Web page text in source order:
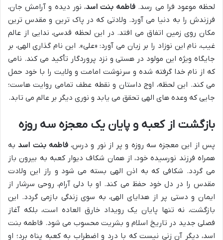
لحظه موعود فرا می رسد. فاطمه بنت اسد، نور دیده و آرامش جان،
فرزندش را به دنیا می آورد. ولادتی که در پاک ترین و مقدس ترین
مکان روی زمین اتفاق می افتد. در این لحظه قدسی، ندایی از عالم
غیب، نام این نوزاد را بر زبان می آورد: «علی». این نام گذاری الهی، بر
جایگاه ویژه این مولود در هستی و نزد پروردگار تأکید می کند. نامی
که از نام خدا گرفته شده و سرنوشت امامت و ولایت را با خود حمل
می کند. این لحظه، اوج داستان و نقطه عطف تمامی روایت هاست؛
جایی که وعده های الهی تحقق می یابد و نوری دیگر بر عالم می تابد.
بازگشت از کعبه و پایان یک معجزه سه روزه
پس از این معجزه سه روزه و پر از نور و درس،فاطمه بنت اسدبه
همراه فرزند نورسیده خود، از همان شکاف دیوار کعبه به بیرون باز
می گردد. شکافی که به اذن الهی بسته می شود و راز این ولادت
مقدس را در دل خود حفظ می کند. او با دلی آرام، روحی سرشار از
ایمان و دستی پر از هدایای الهی، به سوی زندگی بازمی گردد. این
بازگشت، نه تنها پایان یک رویداد خارق العاده است، بلکه آغاز
فصلی جدید در تاریخ اسلام و بشریت محسوب می شود. فاطمه بنت
اسد، دیگر آن زنی نیست که با درد و اضطراب به کعبه پناه برد؛ او